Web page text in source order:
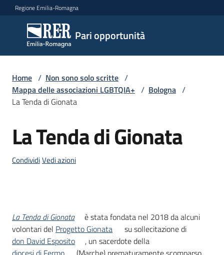
Vai al contenuto
Vai alla navigazione
Vai al footer
Regione Emilia-Romagna
Pari opportunità
Pari
opportunità
Argomenti
Novità
Bandi
Piani
Home / Non sono solo scritte /
Mappa delle associazioni LGBTQIA+ / Bologna /
La Tenda di Gionata
Salta al contenuto
La Tenda di Gionata
CondividiVedi azioni
Descrizione
La Tenda di Gionata
è stata fondata nel 2018 da alcuni
volontari del Progetto Gionata
su sollecitazione di
don David Esposito
, un sacerdote della